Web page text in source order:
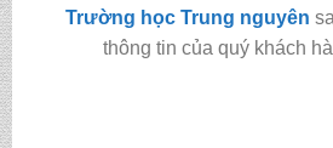
Trường học Trung nguyên
thông tin của quý khách